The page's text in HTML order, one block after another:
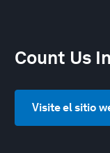
Count Us In
Visite el sitio